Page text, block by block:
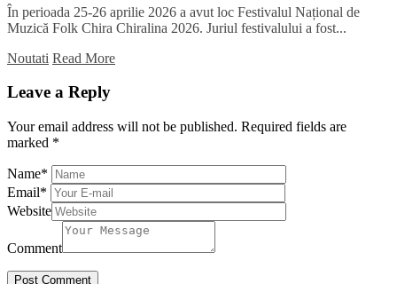
În perioada 25-26 aprilie 2026 a avut loc Festivalul Național de
Muzică Folk Chira Chiralina 2026. Juriul festivalului a fost...
Noutati Read More
Leave a Reply
Your email address will not be published. Required fields are
marked *
Name*
Email*
Website
Comment